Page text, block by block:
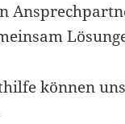
können